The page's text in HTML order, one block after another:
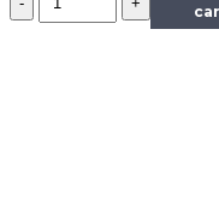
Дозирующее